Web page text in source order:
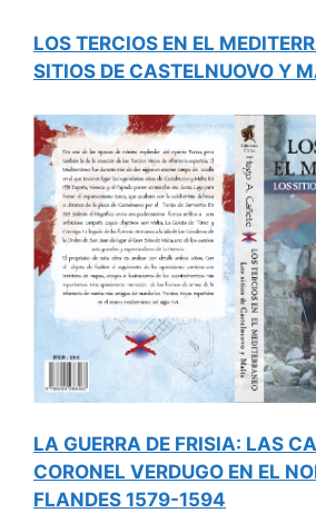
LOS TERCIOS EN EL
SITIOS DE CASTELNUOVO Y
LA GUERRA DE FRISIA: LAS
CORONEL VERDUGO EN EL
FLANDES 1579-1594